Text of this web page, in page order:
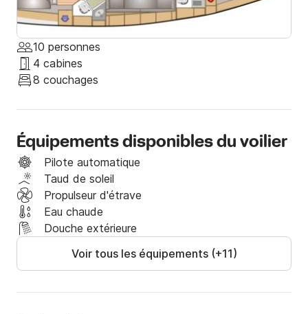
10 personnes
4 cabines
8 couchages
Équipements disponibles du voilier
Pilote automatique
Taud de soleil
Propulseur d'étrave
Eau chaude
Douche extérieure
Voir tous les équipements (+11)